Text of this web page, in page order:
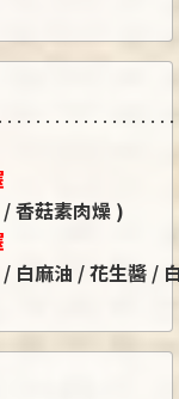
香菇素肉燥 )
白麻油 / 花生醬 /